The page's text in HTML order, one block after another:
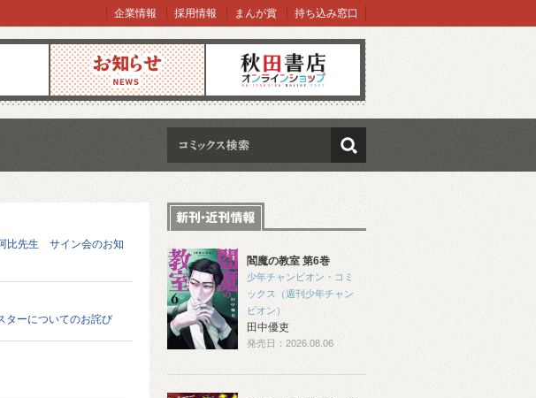
お知らせ オンラインショップ
企業情報 採用情報 まんが賞 持ち込み窓口
検索
比先生 サイン会のお知
ターについてのお詫び
閻魔の教室 第6巻
少年チャンピオン・コミ
ックス（週刊少年チャン
ピオン）
田中優吏
発売日：2026.08.06